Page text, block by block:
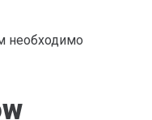
необходимо